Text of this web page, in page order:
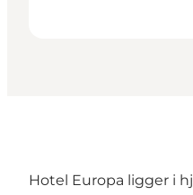
Hotel Europa ligger i